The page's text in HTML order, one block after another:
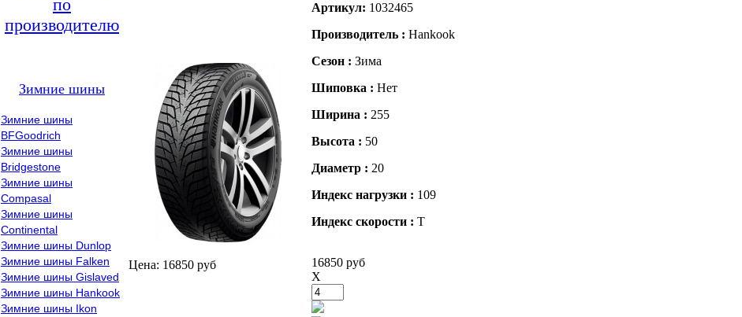
по
производителю
Зимние шины
Зимние шины
BFGoodrich
Зимние шины
Bridgestone
Зимние шины
Compasal
Зимние шины
Continental
Зимние шины Dunlop
Зимние шины Falken
Зимние шины Gislaved
Зимние шины Hankook
Зимние шины Ikon
Цена: 16850 руб
Артикул: 1032465
Производитель : Hankook
Сезон : Зима
Шиповка : Нет
Ширина : 255
Высота : 50
Диаметр : 20
Индекс нагрузки : 109
Индекс скорости : T
16850 руб
X